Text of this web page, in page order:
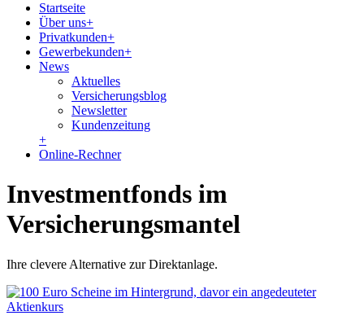
Startseite
Über uns+
Privatkunden+
Gewerbekunden+
News
Aktuelles
Versicherungsblog
Newsletter
Kundenzeitung
+
Online-Rechner
Investmentfonds im
Versicherungsmantel
Ihre clevere Alternative zur Direktanlage.